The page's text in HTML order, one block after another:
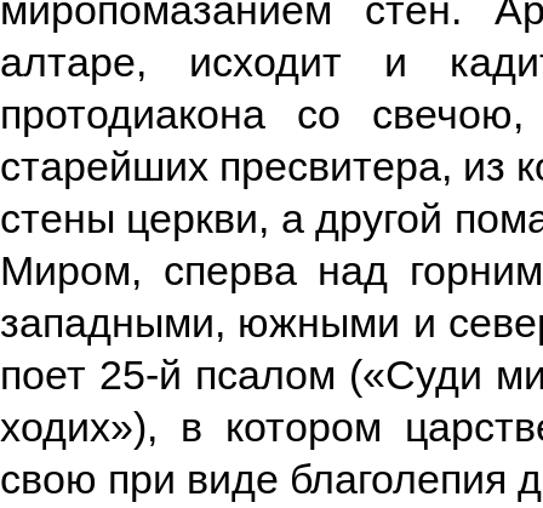
миропомазанием стен.
алтаре, исходит и
протодиакона со
старейших пресвитера, из
стены церкви, а другой
Миром, сперва над
западными, южными и
поет 25-й псалом («Суди
ходих»), в котором
свою при виде благолепия